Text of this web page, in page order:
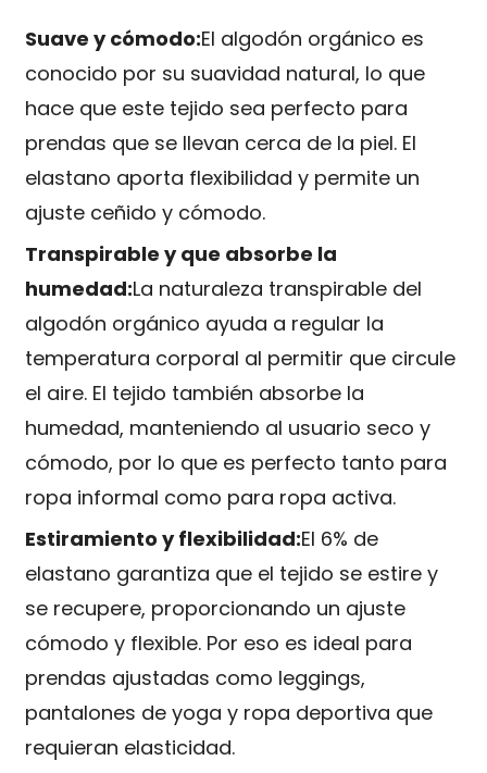
Suave y cómodo:El algodón orgánico es
conocido por su suavidad natural, lo que
hace que este tejido sea perfecto para
prendas que se llevan cerca de la piel. El
elastano aporta flexibilidad y permite un
ajuste ceñido y cómodo.
Transpirable y que absorbe la
humedad:La naturaleza transpirable del
algodón orgánico ayuda a regular la
temperatura corporal al permitir que circule
el aire. El tejido también absorbe la
humedad, manteniendo al usuario seco y
cómodo, por lo que es perfecto tanto para
ropa informal como para ropa activa.
Estiramiento y flexibilidad:El 6% de
elastano garantiza que el tejido se estire y
se recupere, proporcionando un ajuste
cómodo y flexible. Por eso es ideal para
prendas ajustadas como leggings,
pantalones de yoga y ropa deportiva que
requieran elasticidad.